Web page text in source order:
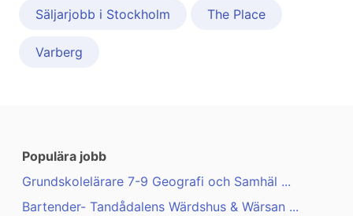
Säljarjobb i Stockholm The Place
Varberg
Populära jobb
Grundskolelärare 7-9 Geografi och Samhäl ...
Bartender- Tandådalens Wärdshus & Wärsan ...